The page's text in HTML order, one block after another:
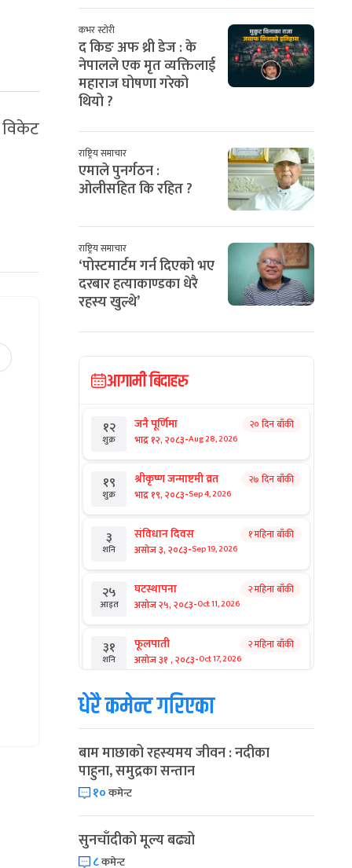
कभर स्टोरी
द किङ अफ थ्री डेज : के
नेपालले एक मृत व्यक्तिलाई
महाराज घोषणा गरेको
थियो ?
राष्ट्रिय समाचार
एमाले पुनर्गठन :
ओलीसहित कि रहित ?
राष्ट्रिय समाचार
‘पोस्टमार्टम गर्न दिएको भए
दरबार हत्याकाण्डका धेरै
रहस्य खुल्थे’
आगामी बिदाहरु
१२
शुक्र
जनै पूर्णिमा
भाद्र १२, २०८३-Aug 28, 2026
२० दिन बाँकी
१९
शुक्र
श्रीकृष्ण जन्माष्टमी व्रत
भाद्र १९, २०८३-Sep 4, 2026
२७ दिन बाँकी
३
शनि
संविधान दिवस
असोज ३, २०८३-Sep 19, 2026
१ महिना बाँकी
२५
आइत
घटस्थापना
असोज २५, २०८३-Oct 11, 2026
२ महिना बाँकी
३१
शनि
फूलपाती
असोज ३१ , २०८३-Oct 17, 2026
२ महिना बाँकी
१
आइत
कार्तिक सङ्क्रान्ति
कार्तिक १, २०८३-Oct 18, 2026
३
मंगल
महानवमी
कार्तिक ३, २०८३-
२ महिना बाँकी
४
धेरै कमेन्ट गरिएका
बाम माछाको रहस्यमय जीवन : नदीका
पाहुना, समुद्रका सन्तान
१०कमेन्ट
सुनचाँदीको मूल्य बढ्यो
८कमेन्ट